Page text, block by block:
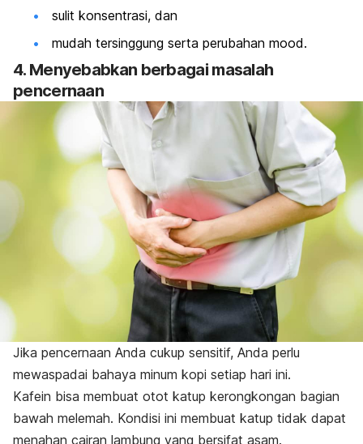
sulit konsentrasi, dan
mudah tersinggung serta perubahan mood.
4. Menyebabkan berbagai masalah
pencernaan
Jika pencernaan Anda cukup sensitif, Anda perlu
mewaspadai bahaya minum kopi setiap hari ini.
Kafein bisa membuat otot katup kerongkongan bagian
bawah melemah. Kondisi ini membuat katup tidak dapat
menahan cairan lambung yang bersifat asam.